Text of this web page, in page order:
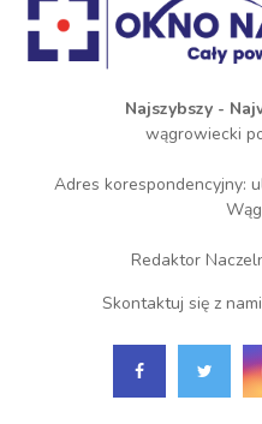
Najszybszy -
wągrowiecki
Adres korespondencyjny:
Redaktor
Skontaktuj się z